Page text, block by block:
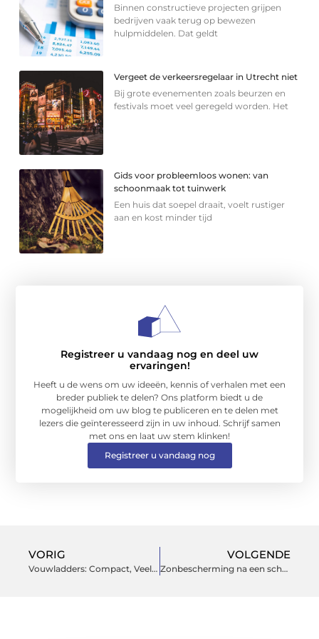
Binnen constructieve projecten grijpen
bedrijven vaak terug op bewezen
hulpmiddelen. Dat geldt
Vergeet de verkeersregelaar in Utrecht niet
Bij grote evenementen zoals beurzen en
festivals moet veel geregeld worden. Het
Gids voor probleemloos wonen: van
schoonmaak tot tuinwerk
Een huis dat soepel draait, voelt rustiger
aan en kost minder tijd
Registreer u vandaag nog en deel uw
ervaringen!
Heeft u de wens om uw ideeën, kennis of verhalen met een
breder publiek te delen? Ons platform biedt u de
mogelijkheid om uw blog te publiceren en te delen met
lezers die geïnteresseerd zijn in uw inhoud. Schrijf samen
met ons en laat uw stem klinken!
Registreer u vandaag nog
VORIG
Vouwladders: Compact, Veelzijdig en Handig in Gebruik
VOLGENDE
Zonbescherming na een schoonheidsbehandeling